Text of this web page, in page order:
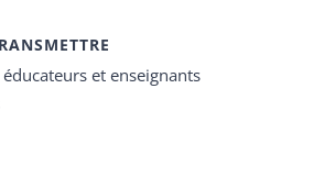
et enseignants